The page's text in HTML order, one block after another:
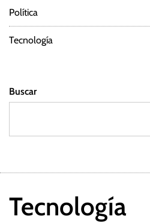
Política
Tecnología
Buscar
Tecnología